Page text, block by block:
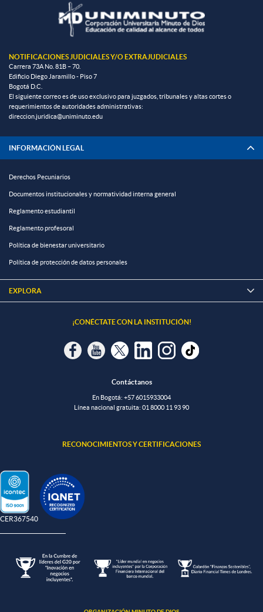
NOTIFICACIONES JUDICIALES Y/O EXTRAJUDICIALES
Carrera 73A No. 81B – 70.
Edificio Diego Jaramillo - Piso 7
Bogotá D.C.
El siguiente correo es de uso exclusivo para juzgados, tribunales y altas cortes o
requerimientos de autoridades administrativas:
direccion.juridica@uniminuto.edu
INFORMACIÓN LEGAL
Derechos Pecuniarios
Documentos institucionales y normatividad interna general
Reglamento estudiantil
Reglamento profesoral
Política de bienestar universitario
Política de protección de datos personales
EXPLORA 
¡CONÉCTATE CON LA INSTITUCIÓN!
Contáctanos
En Bogotá: +57 6015933004
Línea nacional gratuita: 01 8000 11 93 90
RECONOCIMIENTOS Y CERTIFICACIONES
CER367540